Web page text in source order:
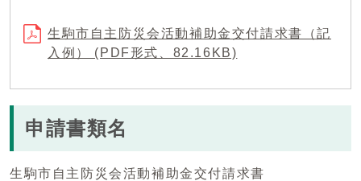
生駒市自主防災会活動補助金交付請求書（記
入例） (PDF形式、82.16KB)
申請書類名
生駒市自主防災会活動補助金交付請求書